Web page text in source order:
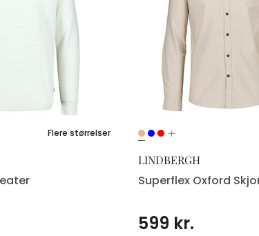
Flere størrelser
LINDBERGH
Superflex Oxford
599 kr.